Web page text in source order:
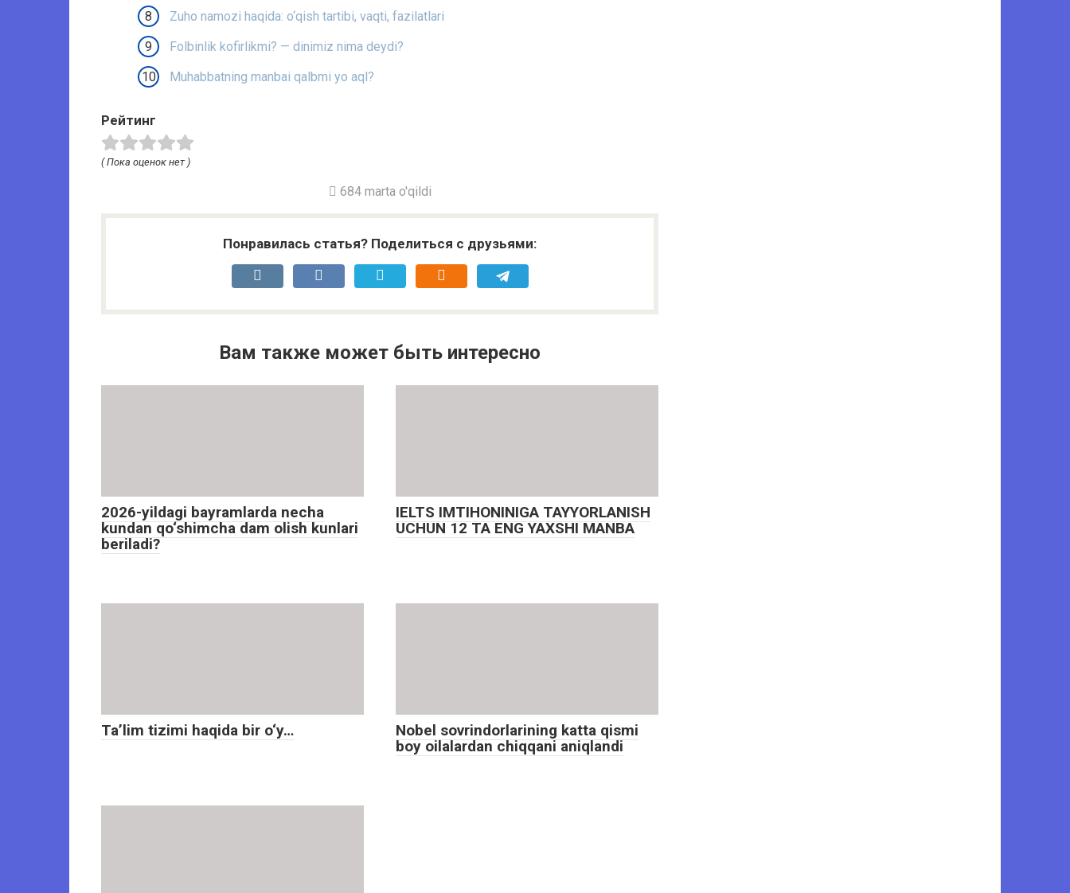
Zuho namozi haqida: o‘qish tartibi, vaqti, fazilatlari
Folbinlik kofirlikmi? — dinimiz nima deydi?
Muhabbatning manbai qalbmi yo aql?
Рейтинг
( Пока оценок нет )
684 marta o'qildi
Понравилась статья? Поделиться с друзьями:
Вам также может быть интересно
2026-yildagi bayramlarda necha
kundan qo‘shimcha dam olish kunlari
beriladi?
IELTS IMTIHONINIGA TAYYORLANISH
UCHUN 12 TA ENG YAXSHI MANBA
Ta’lim tizimi haqida bir o‘y…
Nobel sovrindorlarining katta qismi
boy oilalardan chiqqani aniqlandi